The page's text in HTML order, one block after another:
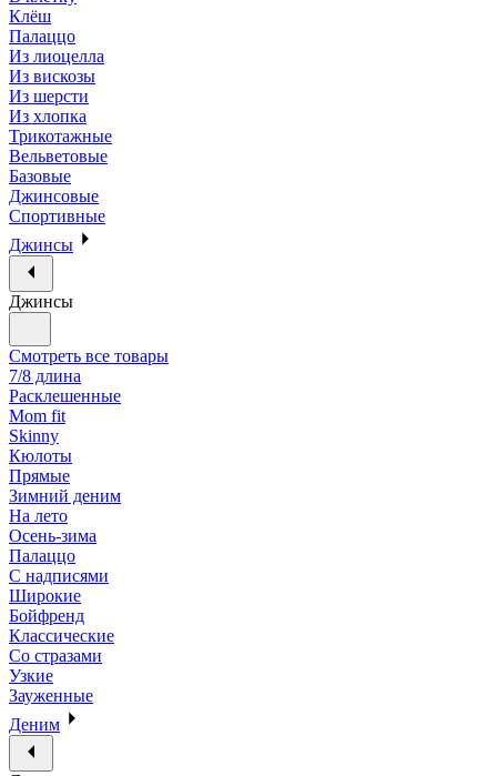
Клёш
Палаццо
Из лиоцелла
Из вискозы
Из шерсти
Из хлопка
Трикотажные
Вельветовые
Базовые
Джинсовые
Спортивные
Джинсы
Джинсы
Смотреть все товары
7/8 длина
Расклешенные
Mom fit
Skinny
Кюлоты
Прямые
Зимний деним
На лето
Осень-зима
Палаццо
С надписями
Широкие
Бойфренд
Классические
Со стразами
Узкие
Зауженные
Деним